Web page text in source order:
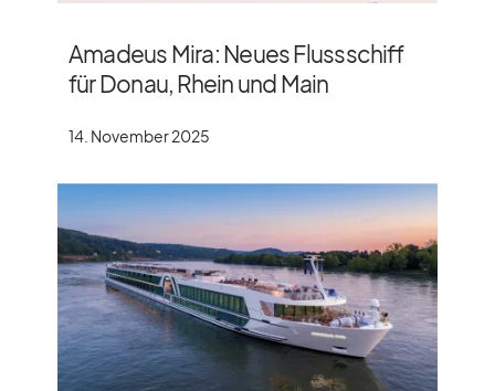
Amadeus Mira: Neues Flussschiff
für Donau, Rhein und Main
14. November 2025